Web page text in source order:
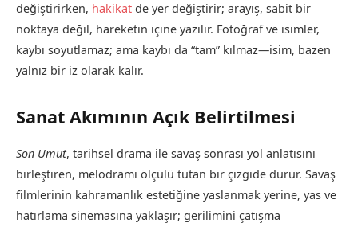
değiştirirken, hakikat de yer değiştirir; arayış, sabit bir
noktaya değil, hareketin içine yazılır. Fotoğraf ve isimler,
kaybı soyutlamaz; ama kaybı da “tam” kılmaz—isim, bazen
yalnız bir iz olarak kalır.
Sanat Akımının Açık Belirtilmesi
Son Umut, tarihsel drama ile savaş sonrası yol anlatısını
birleştiren, melodramı ölçülü tutan bir çizgide durur. Savaş
filmlerinin kahramanlık estetiğine yaslanmak yerine, yas ve
hatırlama sinemasına yaklaşır; gerilimini çatışma